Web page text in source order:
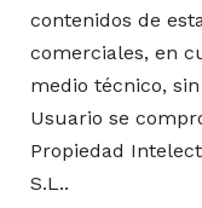
contenidos de
comerciales, en
medio técnico,
Usuario se
Propiedad
S.L..